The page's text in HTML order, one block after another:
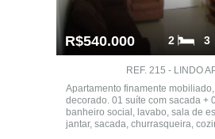
R$540.000 3
2
REF. 215 - LINDO
Apartamento finamente
decorado. 01 suíte com sacada +
banheiro social, lavabo, sala de
jantar, sacada, churrasqueira,